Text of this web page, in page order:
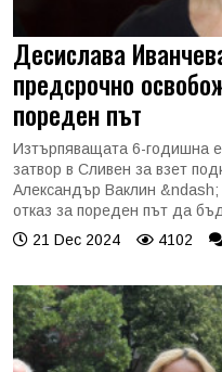
Десислава
предсрочно
пореден път
Изтърпяващата 6-годишна
затвор в Сливен за взет
Александър Ваклин
отказ за пореден път да
21 Dec 2024
4102